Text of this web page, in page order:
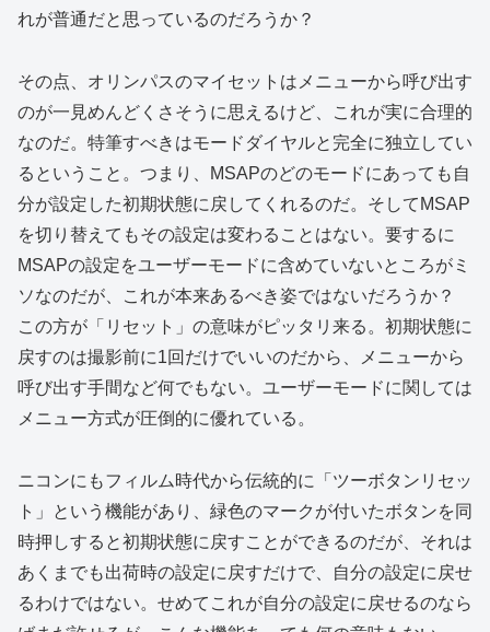
れが普通だと思っているのだろうか？
その点、オリンパスのマイセットはメニューから呼び出す
のが一見めんどくさそうに思えるけど、これが実に合理的
なのだ。特筆すべきはモードダイヤルと完全に独立してい
るということ。つまり、MSAPのどのモードにあっても自
分が設定した初期状態に戻してくれるのだ。そしてMSAP
を切り替えてもその設定は変わることはない。要するに
MSAPの設定をユーザーモードに含めていないところがミ
ソなのだが、これが本来あるべき姿ではないだろうか？
この方が「リセット」の意味がピッタリ来る。初期状態に
戻すのは撮影前に1回だけでいいのだから、メニューから
呼び出す手間など何でもない。ユーザーモードに関しては
メニュー方式が圧倒的に優れている。
ニコンにもフィルム時代から伝統的に「ツーボタンリセッ
ト」という機能があり、緑色のマークが付いたボタンを同
時押しすると初期状態に戻すことができるのだが、それは
あくまでも出荷時の設定に戻すだけで、自分の設定に戻せ
るわけではない。せめてこれが自分の設定に戻せるのなら